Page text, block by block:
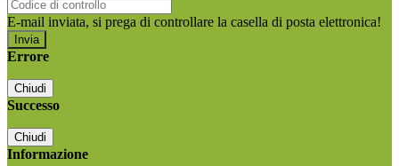
E-mail inviata, si prega di controllare la casella di posta elettronica!
Errore
Chiudi
Successo
Chiudi
Informazione